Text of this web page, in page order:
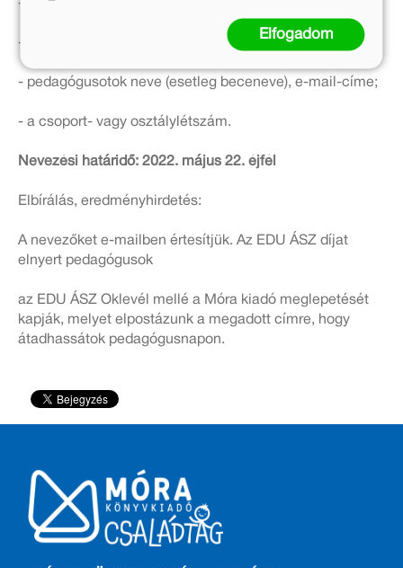
- az intézmény neve, címe
- kapcsolattartó e-mail-címe, telefonszáma; postacíme
- pedagógusotok neve (esetleg beceneve), e-mail-címe;
- a csoport- vagy osztálylétszám.
Nevezési határidő: 2022. május 22. éjfél
Elbírálás, eredményhirdetés:
A nevezőket e-mailben értesítjük. Az EDU ÁSZ díjat
elnyert pedagógusok
az EDU ÁSZ Oklevél mellé a Móra kiadó meglepetését
kapják, melyet elpostázunk a megadott címre, hogy
átadhassátok pedagógusnapon.
Elfogadom